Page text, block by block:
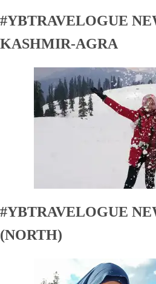
#YBTRAVELOGUE
KASHMIR-AGRA
#YBTRAVELOGUE
(NORTH)